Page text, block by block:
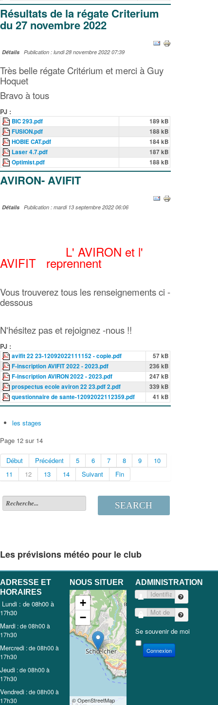
Résultats de la régate Criterium
du 27 novembre 2022
Détails Publication : lundi 28 novembre 2022 07:39
Très belle régate Critérium et merci à Guy
Hoquet
Bravo à tous
PJ :
BIC 293.pdf
189 kB
FUSION.pdf
188 kB
HOBIE CAT.pdf
184 kB
Laser 4.7.pdf
187 kB
Optimist.pdf
188 kB
AVIRON- AVIFIT
Détails Publication : mardi 13 septembre 2022 06:06
L' AVIRON et l'
AVIFIT reprennent
Vous trouverez tous les renseignements ci -
dessous
N'hésitez pas et rejoignez -nous !!
PJ :
avifit 22 23-12092022111152 - copie.pdf
57 kB
F-inscription AVIFIT 2022 - 2023.pdf
236 kB
F-inscription AVIRON 2022 - 2023.pdf
247 kB
prospectus ecole aviron 22 23.pdf 2.pdf
339 kB
questionnaire de sante-12092022112359.pdf
41 kB
les stages
Page 12 sur 14
Début Précédent 5 6 7 8 9
10
11
12 13 14 Suivant Fin
SEARCH
Les prévisions météo pour le club
ADRESSE ET
HORAIRES
Lundi : de 08h00 à
17h30
Mardi : de 08h00 à
17h30
Mercredi : de 08h00 à
17h30
Jeudi : de 08h00 à
17h30
Vendredi : de 08h00 à
17h30
NOUS SITUER
+
−
© OpenStreetMap
ADMINISTRATION
Identifiant
Mot de passe
Se souvenir de moi
Connexion